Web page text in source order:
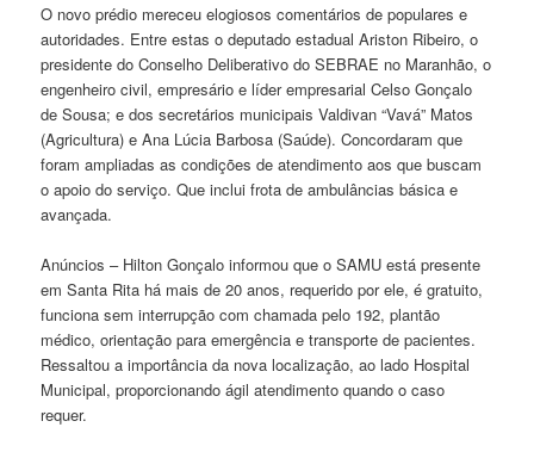
O novo prédio mereceu elogiosos comentários de populares e
autoridades. Entre estas o deputado estadual Ariston Ribeiro, o
presidente do Conselho Deliberativo do SEBRAE no Maranhão, o
engenheiro civil, empresário e líder empresarial Celso Gonçalo
de Sousa; e dos secretários municipais Valdivan “Vavá” Matos
(Agricultura) e Ana Lúcia Barbosa (Saúde). Concordaram que
foram ampliadas as condições de atendimento aos que buscam
o apoio do serviço. Que inclui frota de ambulâncias básica e
avançada.
Anúncios – Hilton Gonçalo informou que o SAMU está presente
em Santa Rita há mais de 20 anos, requerido por ele, é gratuito,
funciona sem interrupção com chamada pelo 192, plantão
médico, orientação para emergência e transporte de pacientes.
Ressaltou a importância da nova localização, ao lado Hospital
Municipal, proporcionando ágil atendimento quando o caso
requer.